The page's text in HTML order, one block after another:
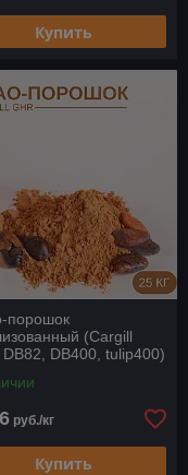
муки и крахмалы
различных
Купить
порошок
(Cargill
DB400, tulip400)
руб./кг
Купить